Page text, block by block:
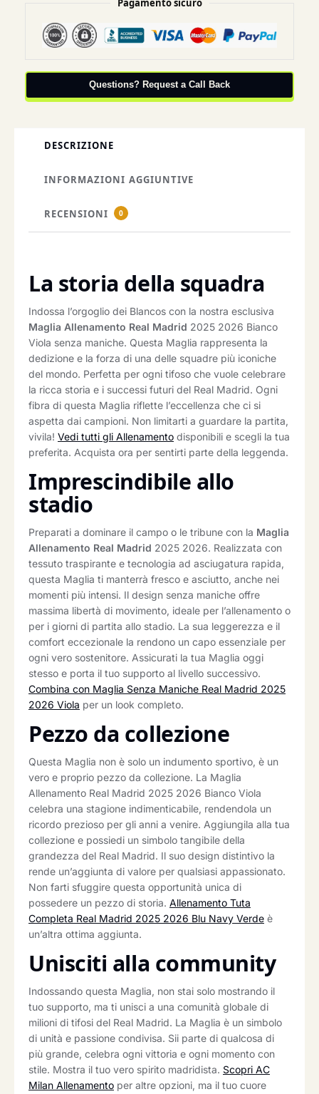
Pagamento sicuro
Questions? Request a Call Back
DESCRIZIONE
INFORMAZIONI AGGIUNTIVE
RECENSIONI 0
La storia della squadra
Indossa l’orgoglio dei Blancos con la nostra esclusiva
Maglia Allenamento Real Madrid 2025 2026 Bianco
Viola senza maniche. Questa Maglia rappresenta la
dedizione e la forza di una delle squadre più iconiche
del mondo. Perfetta per ogni tifoso che vuole celebrare
la ricca storia e i successi futuri del Real Madrid. Ogni
fibra di questa Maglia riflette l’eccellenza che ci si
aspetta dai campioni. Non limitarti a guardare la partita,
vivila! Vedi tutti gli Allenamento disponibili e scegli la tua
preferita. Acquista ora per sentirti parte della leggenda.
Imprescindibile allo
stadio
Preparati a dominare il campo o le tribune con la Maglia
Allenamento Real Madrid 2025 2026. Realizzata con
tessuto traspirante e tecnologia ad asciugatura rapida,
questa Maglia ti manterrà fresco e asciutto, anche nei
momenti più intensi. Il design senza maniche offre
massima libertà di movimento, ideale per l’allenamento o
per i giorni di partita allo stadio. La sua leggerezza e il
comfort eccezionale la rendono un capo essenziale per
ogni vero sostenitore. Assicurati la tua Maglia oggi
stesso e porta il tuo supporto al livello successivo.
Combina con Maglia Senza Maniche Real Madrid 2025
2026 Viola per un look completo.
Pezzo da collezione
Questa Maglia non è solo un indumento sportivo, è un
vero e proprio pezzo da collezione. La Maglia
Allenamento Real Madrid 2025 2026 Bianco Viola
celebra una stagione indimenticabile, rendendola un
ricordo prezioso per gli anni a venire. Aggiungila alla tua
collezione e possiedi un simbolo tangibile della
grandezza del Real Madrid. Il suo design distintivo la
rende un’aggiunta di valore per qualsiasi appassionato.
Non farti sfuggire questa opportunità unica di
possedere un pezzo di storia. Allenamento Tuta
Completa Real Madrid 2025 2026 Blu Navy Verde è
un’altra ottima aggiunta.
Unisciti alla community
Indossando questa Maglia, non stai solo mostrando il
tuo supporto, ma ti unisci a una comunità globale di
milioni di tifosi del Real Madrid. La Maglia è un simbolo
di unità e passione condivisa. Sii parte di qualcosa di
più grande, celebra ogni vittoria e ogni momento con
stile. Mostra il tuo vero spirito madridista. Scopri AC
Milan Allenamento per altre opzioni, ma il tuo cuore